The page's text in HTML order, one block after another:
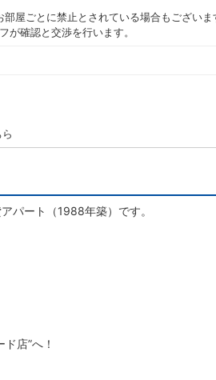
屋ごとに禁止とされている場合もございま
が確認と交渉を行います。
パート（1988年築）です。
店”へ！